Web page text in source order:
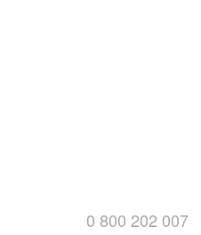
0 800 202 007